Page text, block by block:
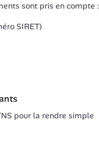
sont pris en compte :
SIRET)
pour la rendre simple